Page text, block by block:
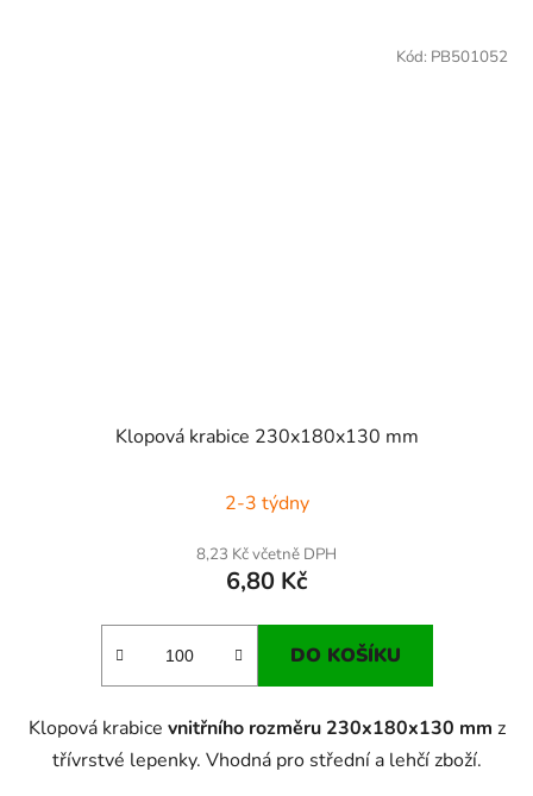
Klopová krabice 230x180x130 mm
2-3 týdny
8,23 Kč včetně DPH
6,80 Kč
DO KOŠÍKU
Klopová krabice vnitřního rozměru 230x180x130 mm z
třívrstvé lepenky. Vhodná pro střední a lehčí zboží.
Kód: PB501052